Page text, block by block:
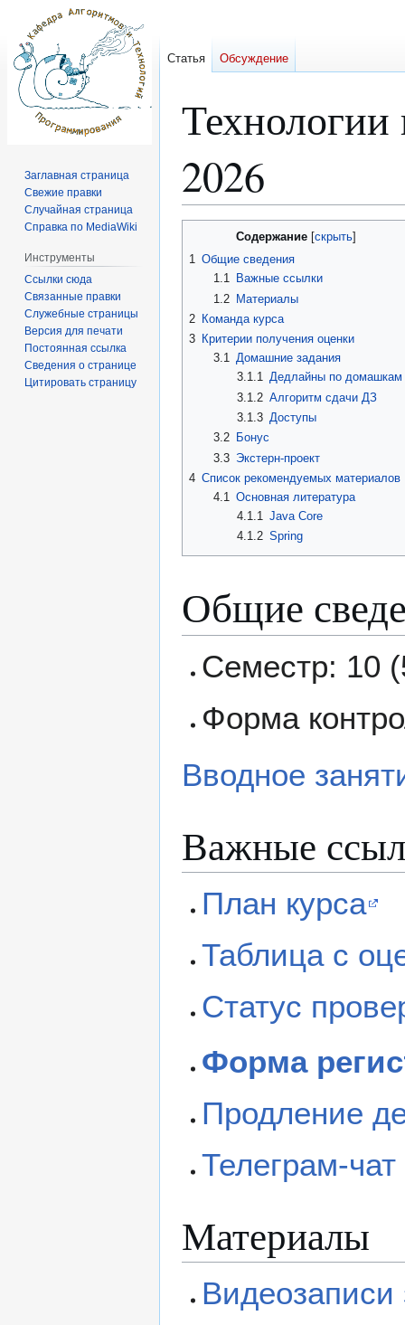
Технологии
2026
навигации
Содержание
1 Общие сведения
1.1
Важные ссылки
1.2
Материалы
2 Команда курса
3 Критерии получения оценки
3.1 Домашние задания
3.1.1 Дедлайны по домашкам
3.1.2 Алгоритм сдачи ДЗ
3.1.3 Доступы
3.2
Бонус
3.3 Экстерн-проект
4 Список рекомендуемых материалов
4.1 Основная литература
4.1.1 Java Core
4.1.2 Spring
Общие
Семестр: 10
Форма
Вводное
Важные
План курса
Таблица с
Статус
Форма
Продление
Телеграм-чат
Материалы
Видеозаписи
Статья Обсуждение
Заглавная страница
Свежие правки
Случайная страница
Справка по MediaWiki
Инструменты
Ссылки сюда
Связанные правки
Служебные страницы
Версия для печати
Постоянная ссылка
Сведения о странице
Цитировать страницу